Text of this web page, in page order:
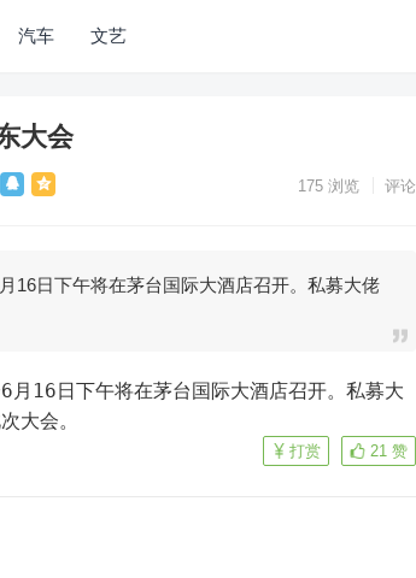
汽车 文艺
大会
175 浏览 评论
16日下午将在茅台国际大酒店召开。私募大佬
大会。
21 赞
打赏